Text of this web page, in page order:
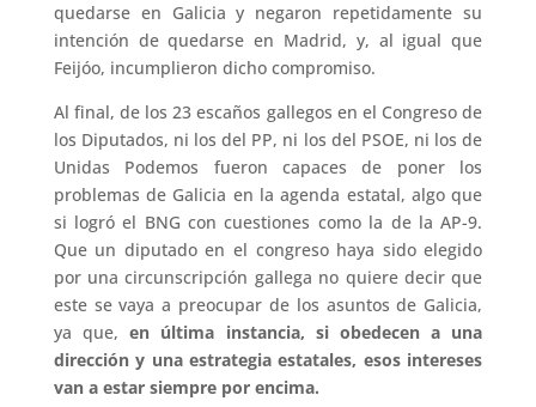
quedarse en Galicia y negaron repetidamente su
intención de quedarse en Madrid, y, al igual que
Feijóo, incumplieron dicho compromiso.
Al final, de los 23 escaños gallegos en el Congreso de
los Diputados, ni los del PP, ni los del PSOE, ni los de
Unidas Podemos fueron capaces de poner los
problemas de Galicia en la agenda estatal, algo que
si logró el BNG con cuestiones como la de la AP-9.
Que un diputado en el congreso haya sido elegido
por una circunscripción gallega no quiere decir que
este se vaya a preocupar de los asuntos de Galicia,
ya que,en última instancia, si obedecen a una
dirección y una estrategia estatales, esos intereses
van a estar siempre por encima.